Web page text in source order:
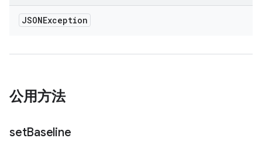
JSONException
公用方法
setBaseline